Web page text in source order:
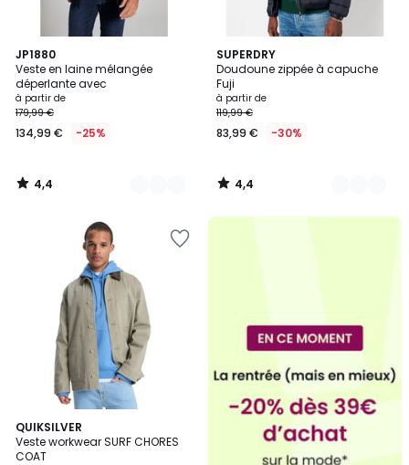
JP1880
Veste en laine mélangée
déperlante avec
à partir de
179,99 €
134,99 € -25%
4,4
/ 5
2
Couleurs
4,4
/
SUPERDRY
Doudoune zippée à capuche
Fuji
à partir de
119,99 €
83,99 € -30%
4,4
/ 5
2
Couleurs
4,4
/
QUIKSILVER
Veste workwear SURF CHORES
COAT